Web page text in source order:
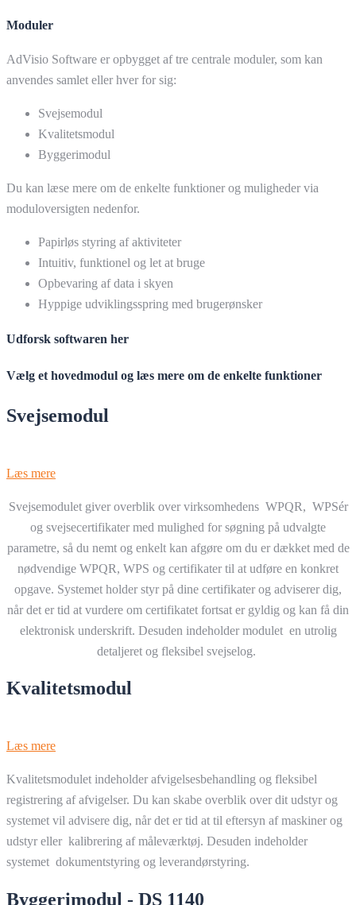
Moduler
AdVisio Software er opbygget af tre centrale moduler, som kan
anvendes samlet eller hver for sig:
Svejsemodul
Kvalitetsmodul
Byggerimodul
Du kan læse mere om de enkelte funktioner og muligheder via
moduloversigten nedenfor.
Papirløs styring af aktiviteter
Intuitiv, funktionel og let at bruge
Opbevaring af data i skyen
Hyppige udviklingsspring med brugerønsker
Udforsk softwaren her
Vælg et hovedmodul og læs mere om de enkelte funktioner
Svejsemodul
Læs mere
Svejsemodulet giver overblik over virksomhedens WPQR, WPSér
og svejsecertifikater med mulighed for søgning på udvalgte
parametre, så du nemt og enkelt kan afgøre om du er dækket med de
nødvendige WPQR, WPS og certifikater til at udføre en konkret
opgave. Systemet holder styr på dine certifikater og adviserer dig,
når det er tid at vurdere om certifikatet fortsat er gyldig og kan få din
elektronisk underskrift. Desuden indeholder modulet en utrolig
detaljeret og fleksibel svejselog.
Kvalitetsmodul
Læs mere
Kvalitetsmodulet indeholder afvigelsesbehandling og fleksibel
registrering af afvigelser. Du kan skabe overblik over dit udstyr og
systemet vil advisere dig, når det er tid at til eftersyn af maskiner og
udstyr eller kalibrering af måleværktøj. Desuden indeholder
systemet dokumentstyring og leverandørstyring.
Byggerimodul - DS 1140